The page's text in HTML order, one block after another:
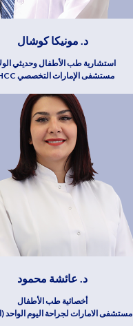
د. مونيكا كوشال
استشارية طب الأطفال وحديثي
مستشفى الإمارات التخصصي DHCC
د. عائشة محمود
أخصائية طب الأطفال
مستشفى الامارات لجراحة اليوم الواحد